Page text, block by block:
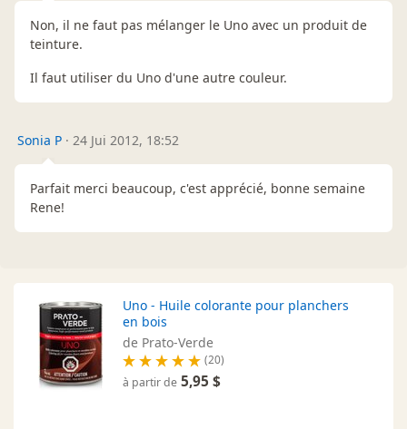
Non, il ne faut pas mélanger le Uno avec un produit de
teinture.
Il faut utiliser du Uno d'une autre couleur.
Sonia P · 24 Jui 2012, 18:52
Parfait merci beaucoup, c'est apprécié, bonne semaine
Rene!
Uno - Huile colorante pour planchers
en bois
de Prato-Verde
(20)
à partir de 5,95 $